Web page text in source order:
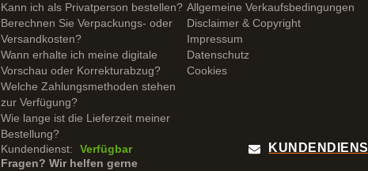
Kann ich als Privatperson bestellen?
Berechnen Sie Verpackungs- oder
Versandkosten?
Wann erhalte ich meine digitale
Vorschau oder Korrekturabzug?
Welche Zahlungsmethoden stehen
zur Verfügung?
Wie lange ist die Lieferzeit meiner
Bestellung?
Allgemeine Verkaufsbedingungen
Disclaimer & Copyright
Impressum
Datenschutz
Cookies
Kundendienst:
Verfügbar
Fragen? Wir helfen gerne